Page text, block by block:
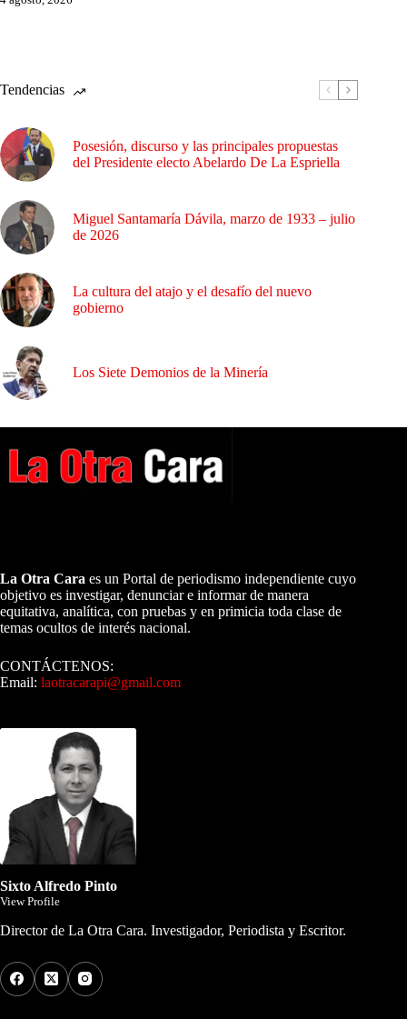
Tendencias
Posesión, discurso y las principales propuestas
del Presidente electo Abelardo De La Espriella
Miguel Santamaría Dávila, marzo de 1933 – julio
de 2026
La cultura del atajo y el desafío del nuevo
gobierno
Los Siete Demonios de la Minería
La Otra Cara es un Portal de periodismo independiente cuyo
objetivo es investigar, denunciar e informar de manera
equitativa, analítica, con pruebas y en primicia toda clase de
temas ocultos de interés nacional.
CONTÁCTENOS:
Email: laotracarapi@gmail.com
Sixto Alfredo Pinto
View Profile
Director de La Otra Cara. Investigador, Periodista y Escritor.